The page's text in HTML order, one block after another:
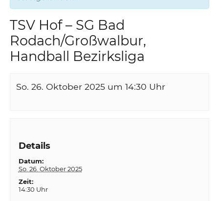
TSV Hof – SG Bad
Rodach/Großwalbur,
Handball Bezirksliga
So. 26. Oktober 2025 um 14:30 Uhr
Details
Datum:
So. 26. Oktober 2025
Zeit:
14:30 Uhr